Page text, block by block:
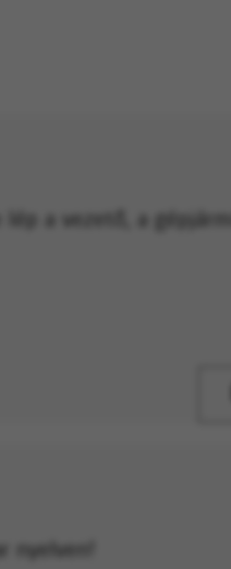
a vezető, a gépjármű